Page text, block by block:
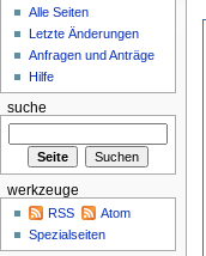
Alle Seiten
Letzte Änderungen
Anfragen und Anträge
Hilfe
suche
werkzeuge
RSS
Atom
Spezialseiten